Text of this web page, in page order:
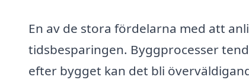
En av de stora fördelarna med att
tidsbesparingen. Byggprocesser
efter bygget kan det bli